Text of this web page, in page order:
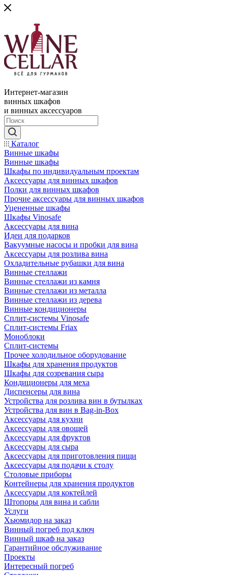
Интернет-магазин
винных шкафов
и винных аксессуаров
Каталог
Винные шкафы
Винные шкафы
Шкафы по индивидуальным проектам
Аксессуары для винных шкафов
Полки для винных шкафов
Прочие аксессуары для винных шкафов
Уцененные шкафы
Шкафы Vinosafe
Аксессуары для вина
Идеи для подарков
Вакуумные насосы и пробки для вина
Аксессуары для розлива вина
Охладительные рубашки для вина
Винные стеллажи
Винные стеллажи из камня
Винные стеллажи из металла
Винные стеллажи из дерева
Винные кондиционеры
Сплит-системы Vinosafe
Сплит-системы Friax
Моноблоки
Сплит-системы
Прочее холодильное оборудование
Шкафы для хранения продуктов
Шкафы для созревания сыра
Кондиционеры для меха
Диспенсеры для вина
Устройства для розлива вин в бутылках
Устройства для вин в Bag-in-Box
Аксессуары для кухни
Аксессуары для овощей
Аксессуары для фруктов
Аксессуары для сыра
Аксессуары для приготовления пищи
Аксессуары для подачи к столу
Столовые приборы
Контейнеры для хранения продуктов
Аксессуары для коктейлей
Штопоры для вина и сабли
Услуги
Хьюмидор на заказ
Винный погреб под ключ
Винный шкаф на заказ
Гарантийное обслуживание
Проекты
Интересный погреб